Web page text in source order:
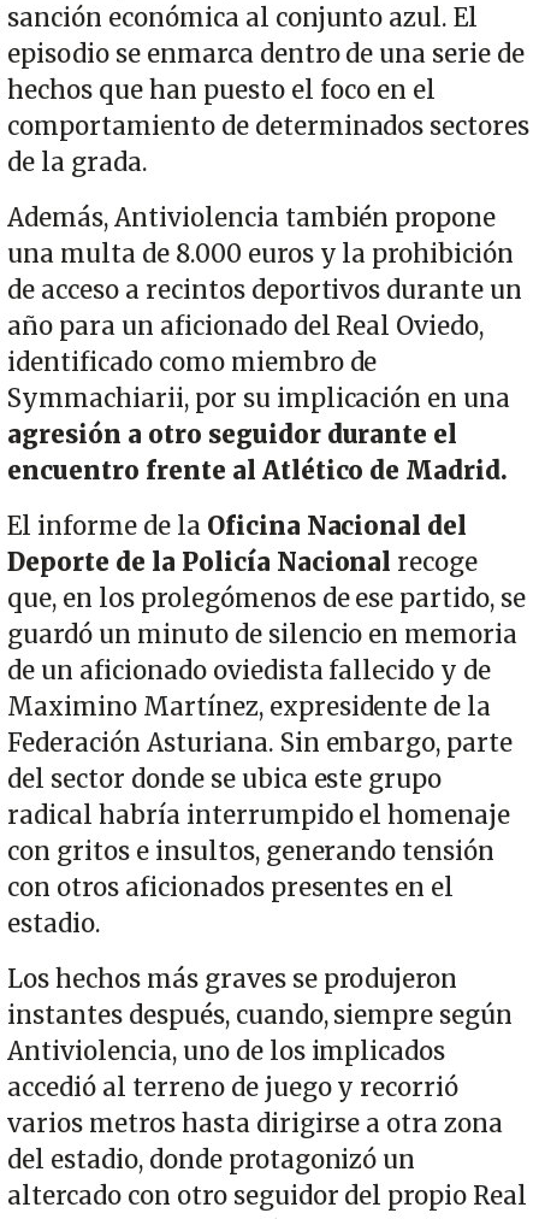
sanción económica al conjunto azul. El
episodio se enmarca dentro de una serie de
hechos que han puesto el foco en el
comportamiento de determinados sectores
de la grada.
Además, Antiviolencia también propone
una multa de 8.000 euros y la prohibición
de acceso a recintos deportivos durante un
año para un aficionado del Real Oviedo,
identificado como miembro de
Symmachiarii, por su implicación en una
agresión a otro seguidor durante el
encuentro frente al Atlético de Madrid.
El informe de la Oficina Nacional del
Deporte de la Policía Nacional recoge
que, en los prolegómenos de ese partido, se
guardó un minuto de silencio en memoria
de un aficionado oviedista fallecido y de
Maximino Martínez, expresidente de la
Federación Asturiana. Sin embargo, parte
del sector donde se ubica este grupo
radical habría interrumpido el homenaje
con gritos e insultos, generando tensión
con otros aficionados presentes en el
estadio.
Los hechos más graves se produjeron
instantes después, cuando, siempre según
Antiviolencia, uno de los implicados
accedió al terreno de juego y recorrió
varios metros hasta dirigirse a otra zona
del estadio, donde protagonizó un
altercado con otro seguidor del propio Real